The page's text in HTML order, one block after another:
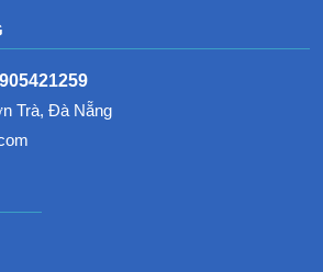
Trà, Đà Nẵng